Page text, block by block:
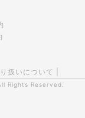
扱いについて
Rights Reserved.